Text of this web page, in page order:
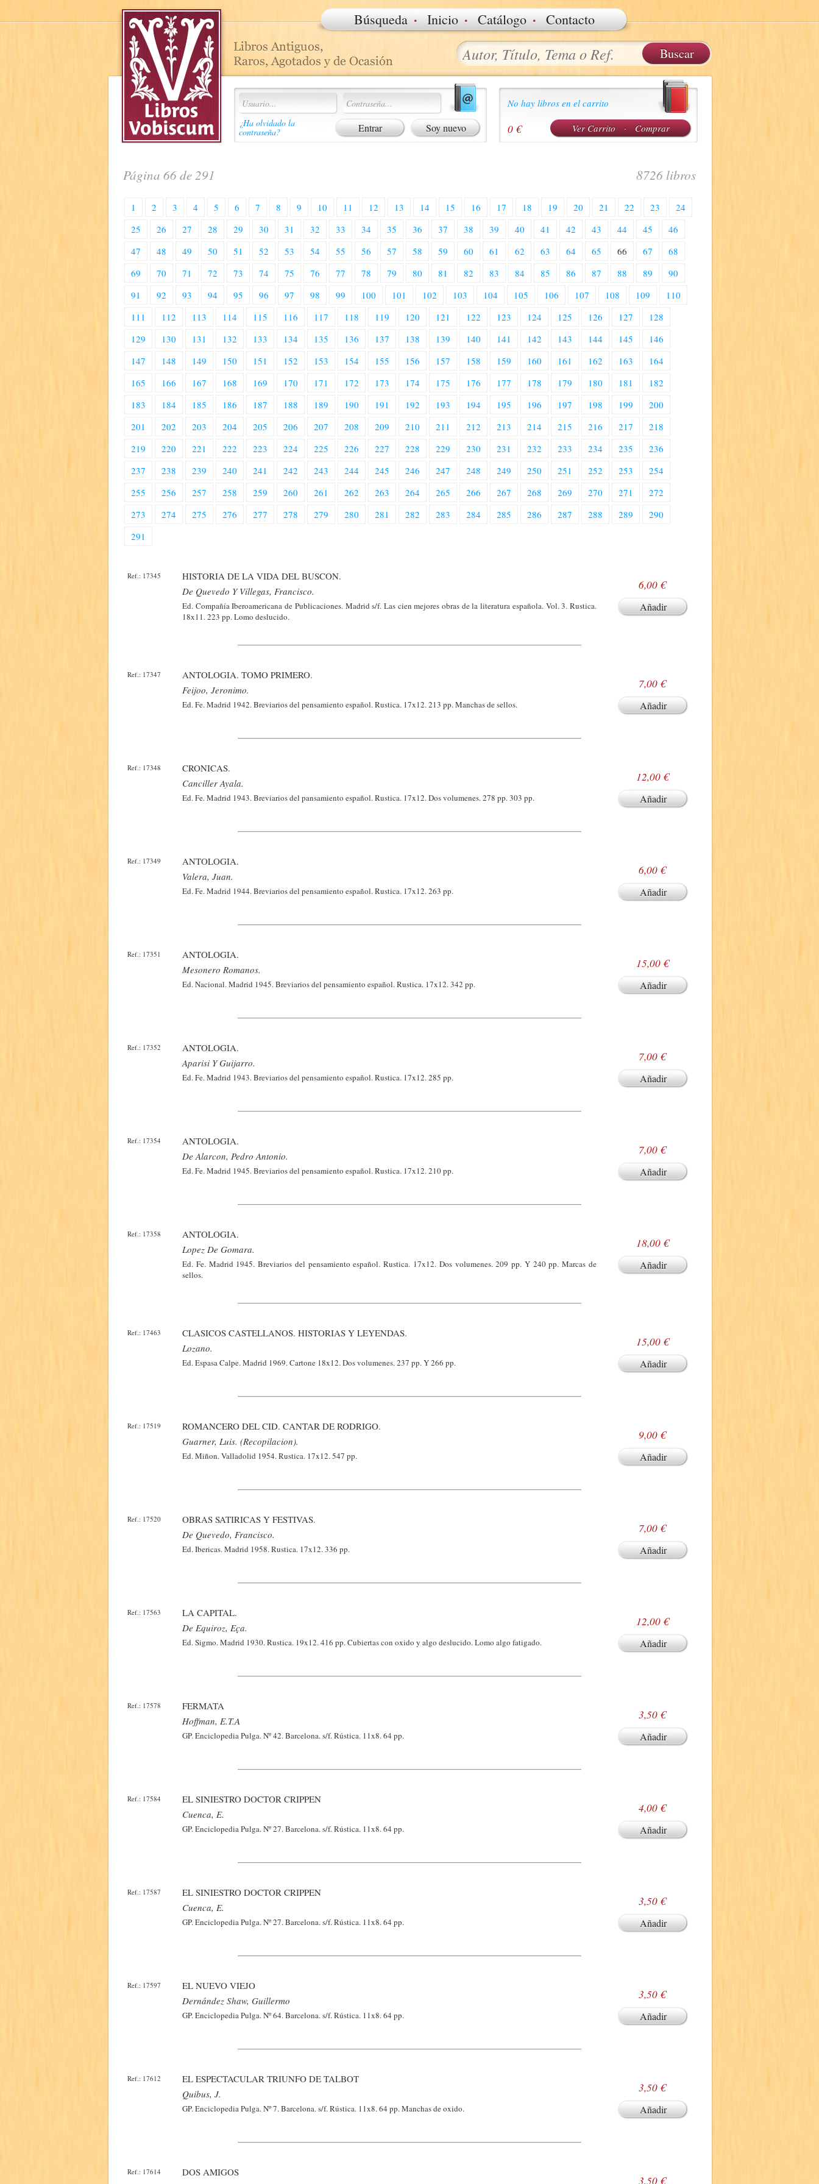
Búsqueda · Inicio · Catálogo · Contacto
¿Ha olvidado la
contraseña? Soy nuevo
No hay libros en el carrito
Ver Carrito · Comprar
0 €
Página 66 de 291 8726 libros
1 2 3 4 5 6 7 8 9 10 11 12 13 14 15 16 17 18 19 20 21 22 23
24
25
26 27 28 29 30 31 32 33 34 35 36 37 38 39 40 41 42 43 44 45
46
47
48 49 50 51 52 53 54 55 56 57 58 59 60 61 62 63 64 65 66 67
68
69
70 71 72 73 74 75 76 77 78 79 80 81 82 83 84 85 86 87 88 89
90
91
92 93 94 95 96 97 98 99 100 101 102 103 104 105 106 107 108 109
110
111
112 113 114 115 116 117 118 119 120 121 122 123 124 125 126 127
128
129
130 131 132 133 134 135 136 137 138 139 140 141 142 143 144 145
146
147
148 149 150 151 152 153 154 155 156 157 158 159 160 161 162 163
164
165
166 167 168 169 170 171 172 173 174 175 176 177 178 179 180 181
182
183
184 185 186 187 188 189 190 191 192 193 194 195 196 197 198 199
200
201
202 203 204 205 206 207 208 209 210 211 212 213 214 215 216 217
218
219
220 221 222 223 224 225 226 227 228 229 230 231 232 233 234 235
236
237
238 239 240 241 242 243 244 245 246 247 248 249 250 251 252 253
254
255
256 257 258 259 260 261 262 263 264 265 266 267 268 269 270 271
272
273
274 275 276 277 278 279 280 281 282 283 284 285 286 287 288 289
290
291
Ref.: 17345
HISTORIA DE LA VIDA DEL BUSCON.
De Quevedo Y Villegas, Francisco.
Ed. Compañía Iberoamericana de Publicaciones. Madrid s/f. Las cien mejores obras de la literatura española. Vol. 3. Rustica.
18x11. 223 pp. Lomo deslucido.
6,00 €
Añadir
Ref.: 17347
ANTOLOGIA. TOMO PRIMERO.
Feijoo, Jeronimo.
Ed. Fe. Madrid 1942. Breviarios del pensamiento español. Rustica. 17x12. 213 pp. Manchas de sellos.
7,00 €
Añadir
Ref.: 17348
CRONICAS.
Canciller Ayala.
Ed. Fe. Madrid 1943. Breviarios del pansamiento español. Rustica. 17x12. Dos volumenes. 278 pp. 303 pp.
12,00 €
Añadir
Ref.: 17349
ANTOLOGIA.
Valera, Juan.
Ed. Fe. Madrid 1944. Breviarios del pensamiento español. Rustica. 17x12. 263 pp.
6,00 €
Añadir
Ref.: 17351
ANTOLOGIA.
Mesonero Romanos.
Ed. Nacional. Madrid 1945. Breviarios del pensamiento español. Rustica. 17x12. 342 pp.
15,00 €
Añadir
Ref.: 17352
ANTOLOGIA.
Aparisi Y Guijarro.
Ed. Fe. Madrid 1943. Breviarios del pensamiento español. Rustica. 17x12. 285 pp.
7,00 €
Añadir
Ref.: 17354
ANTOLOGIA.
De Alarcon, Pedro Antonio.
Ed. Fe. Madrid 1945. Breviarios del pensamiento español. Rustica. 17x12. 210 pp.
7,00 €
Añadir
Ref.: 17358
ANTOLOGIA.
Lopez De Gomara.
Ed. Fe. Madrid 1945. Breviarios del pensamiento español. Rustica. 17x12. Dos volumenes. 209 pp. Y 240 pp. Marcas de
sellos.
18,00 €
Añadir
Ref.: 17463
CLASICOS CASTELLANOS. HISTORIAS Y LEYENDAS.
Lozano.
Ed. Espasa Calpe. Madrid 1969. Cartone 18x12. Dos volumenes. 237 pp. Y 266 pp.
15,00 €
Añadir
Ref.: 17519
ROMANCERO DEL CID. CANTAR DE RODRIGO.
Guarner, Luis. (Recopilacion).
Ed. Miñon. Valladolid 1954. Rustica. 17x12. 547 pp.
9,00 €
Añadir
Ref.: 17520
OBRAS SATIRICAS Y FESTIVAS.
De Quevedo, Francisco.
Ed. Ibericas. Madrid 1958. Rustica. 17x12. 336 pp.
7,00 €
Añadir
Ref.: 17563
LA CAPITAL.
De Equiroz, Eça.
Ed. Sigmo. Madrid 1930. Rustica. 19x12. 416 pp. Cubiertas con oxido y algo deslucido. Lomo algo fatigado.
12,00 €
Añadir
Ref.: 17578
FERMATA
Hoffman, E.t.a
GP. Enciclopedia Pulga. Nº 42. Barcelona. s/f. Rústica. 11x8. 64 pp.
3,50 €
Añadir
Ref.: 17584
EL SINIESTRO DOCTOR CRIPPEN
Cuenca, E.
GP. Enciclopedia Pulga. Nº 27. Barcelona. s/f. Rústica. 11x8. 64 pp.
4,00 €
Añadir
Ref.: 17587
EL SINIESTRO DOCTOR CRIPPEN
Cuenca, E.
GP. Enciclopedia Pulga. Nº 27. Barcelona. s/f. Rústica. 11x8. 64 pp.
3,50 €
Añadir
Ref.: 17597
EL NUEVO VIEJO
Dernández Shaw, Guillermo
GP. Enciclopedia Pulga. Nº 64. Barcelona. s/f. Rústica. 11x8. 64 pp.
3,50 €
Añadir
Ref.: 17612
EL ESPECTACULAR TRIUNFO DE TALBOT
Quibus, J.
GP. Enciclopedia Pulga. Nº 7. Barcelona. s/f. Rústica. 11x8. 64 pp. Manchas de oxido.
3,50 €
Añadir
Ref.: 17614
DOS AMIGOS
3,50 €